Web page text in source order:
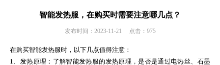
智能发热服，在购买时需要注意哪几点？
发布时间：2023-11-21 点击：975
在购买智能发热服时，以下几点值得注意：
1、发热原理：了解智能发热服的发热原理，是否是通过电热丝、石墨